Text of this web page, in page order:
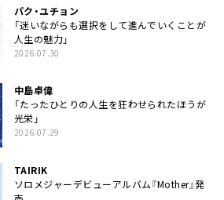
パク・ユチョン
「迷いながらも選択をして進んでいくことが
人生の魅力」
2026.07.30
中島卓偉
「たったひとりの人生を狂わせられたほうが
光栄」
2026.07.29
TAIRIK
ソロメジャーデビューアルバム『Mother』発